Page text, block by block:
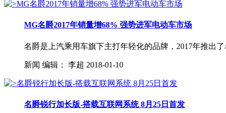
MG名爵2017年销量增68% 强势进军电动车市场
名爵是上汽乘用车旗下主打年轻化的品牌，2017年推出
新闻 编辑： 李超 2018-01-10
名爵锐行加长版-搭载互联网系统 8月25日首发